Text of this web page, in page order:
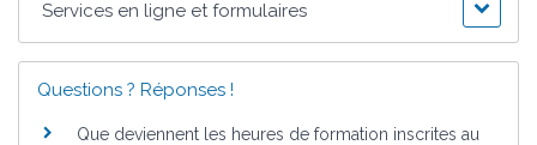
Services en ligne et formulaires
Questions ? Réponses !
Que deviennent les heures de formation inscrites au